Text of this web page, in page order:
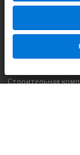
Задайте
Строительная